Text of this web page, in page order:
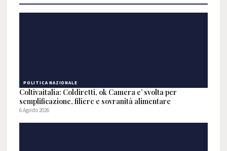
POLITICA NAZIONALE
Coltivaitalia: Coldiretti, ok Camera e’ svolta per
semplificazione, filiere e sovranità alimentare
6 Agosto 2026